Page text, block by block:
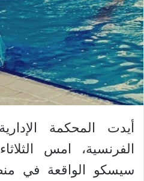
أيدت المحكمة
الفرنسية، امس
سيسكو الواقعة في